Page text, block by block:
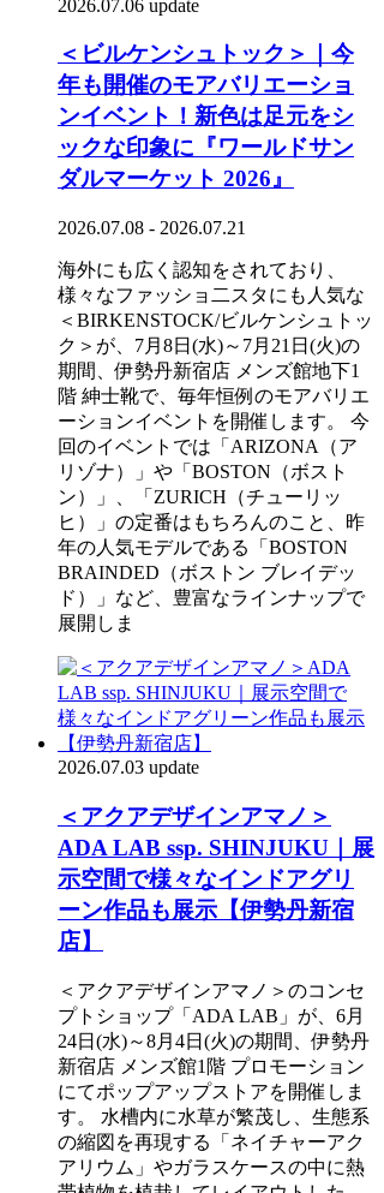
2026.07.06 update
＜ビルケンシュトック＞｜今
年も開催のモアバリエーショ
ンイベント！新色は足元をシ
ックな印象に『ワールドサン
ダルマーケット 2026』
2026.07.08 - 2026.07.21
海外にも広く認知をされており、
様々なファッショ二スタにも人気な
＜BIRKENSTOCK/ビルケンシュトッ
ク＞が、7月8日(水)～7月21日(火)の
期間、伊勢丹新宿店 メンズ館地下1
階 紳士靴で、毎年恒例のモアバリエ
ーションイベントを開催します。 今
回のイベントでは「ARIZONA（ア
リゾナ）」や「BOSTON（ボスト
ン）」、「ZURICH（チューリッ
ヒ）」の定番はもちろんのこと、昨
年の人気モデルである「BOSTON
BRAINDED（ボストン ブレイデッ
ド）」など、豊富なラインナップで
展開しま
2026.07.03 update
＜アクアデザインアマノ＞
ADA LAB ssp. SHINJUKU｜展
示空間で様々なインドアグリ
ーン作品も展示【伊勢丹新宿
店】
＜アクアデザインアマノ＞のコンセ
プトショップ「ADA LAB」が、6月
24日(水)～8月4日(火)の期間、伊勢丹
新宿店 メンズ館1階 プロモーション
にてポップアップストアを開催しま
す。 水槽内に水草が繁茂し、生態系
の縮図を再現する「ネイチャーアク
アリウム」やガラスケースの中に熱